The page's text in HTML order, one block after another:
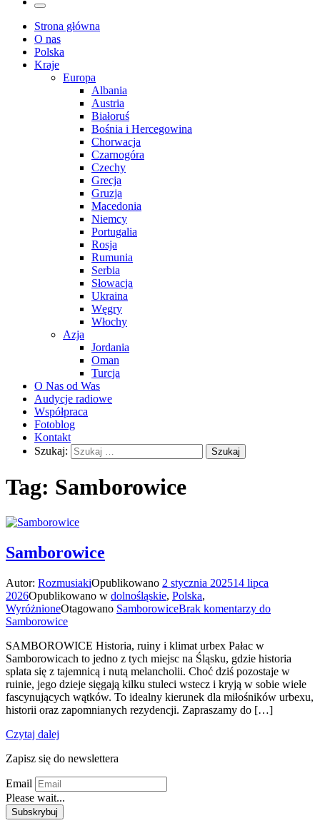
Strona główna
O nas
Polska
Kraje
Europa
Albania
Austria
Białoruś
Bośnia i Hercegowina
Chorwacja
Czarnogóra
Czechy
Grecja
Gruzja
Macedonia
Niemcy
Portugalia
Rosja
Rumunia
Serbia
Słowacja
Ukraina
Węgry
Włochy
Azja
Jordania
Oman
Turcja
O Nas od Was
Audycje radiowe
Współpraca
Fotoblog
Kontakt
Szukaj:
Tag: Samborowice
Samborowice
Autor: RozmusiakiOpublikowano 2 stycznia 202514 lipca
2026Opublikowano w dolnośląskie, Polska,
WyróżnioneOtagowano SamborowiceBrak komentarzy do
Samborowice
SAMBOROWICE Historia, ruiny i klimat urbex Pałac w
Samborowicach to jedno z tych miejsc na Śląsku, gdzie historia
splata się z tajemnicą i nutą melancholii. Choć dziś pozostaje w
ruinie, jego dzieje sięgają kilku stuleci wstecz i kryją w sobie wiele
fascynujących wątków. To idealny kierunek dla miłośników urbexu,
historii oraz zapomnianych rezydencji. Zapraszamy do […]
Czytaj dalej
Zapisz się do newslettera
Email
Please wait...